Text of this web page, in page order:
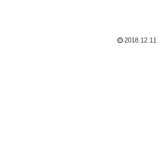
2018.12.11